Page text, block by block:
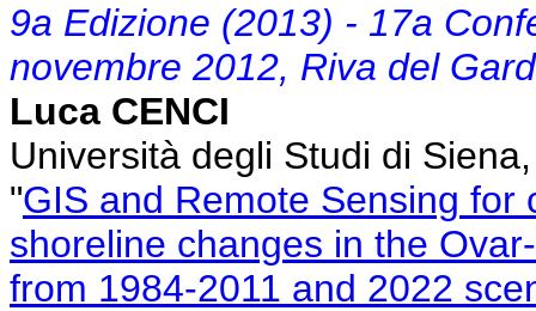
9a Edizione (2013) - 17a
novembre 2012, Riva del
Luca CENCI
Università degli Studi di
"GIS and Remote Sensing
shoreline changes in the
from 1984-2011 and 2022